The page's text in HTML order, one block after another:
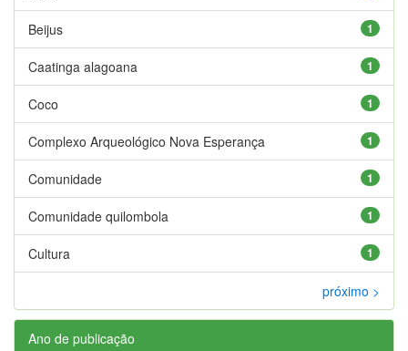
1
Beijus
1
Caatinga alagoana
1
Coco
1
Complexo Arqueológico Nova Esperança
1
Comunidade
1
Comunidade quilombola
1
Cultura
próximo >
Ano de publicação